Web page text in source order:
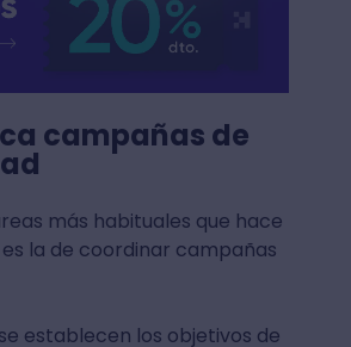
campañas de
más habituales que hace
la de coordinar campañas
establecen los objetivos de